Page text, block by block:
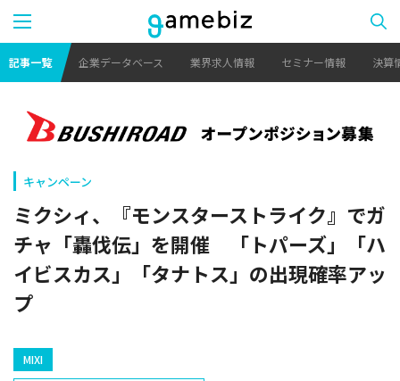
記事一覧 企業データベース 業界求人情報 セミナー情報 決算
キャンペーン
ミクシィ、『モンスターストライク』でガ
チャ「轟伐伝」を開催 「トパーズ」「ハ
イビスカス」「タナトス」の出現確率アッ
プ
MIXI